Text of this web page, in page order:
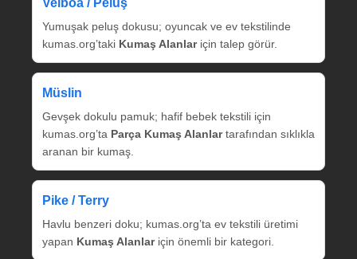
Velboa / Peluş
Yumuşak peluş dokusu; oyuncak ve ev tekstilinde
kumas.org’taki Kumaş Alanlariçin talep görür.
Müslin
Gevşek dokulu pamuk; hafif bebek tekstili için
kumas.org’ta Parça Kumaş Alanlartarafından sıklıkla
aranan bir kumaş.
Pike / Terry
Havlu benzeri doku; kumas.org’ta ev tekstili üretimi
yapan Kumaş Alanlariçin önemli bir kategori.